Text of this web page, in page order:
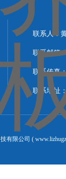
联系人：
联系邮箱
联系传真
联系地址
有限公司 (